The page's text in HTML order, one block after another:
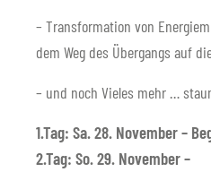
– Transformation von
dem Weg des Übergangs auf
– und noch Vieles mehr …
1.Tag: Sa. 28. November –
2.Tag: So. 29. November –